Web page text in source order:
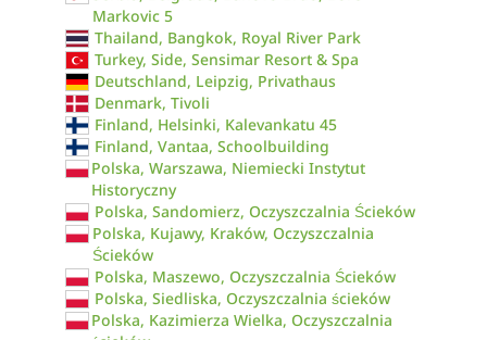
Markovic 5
Thailand, Bangkok, Royal River Park
Turkey, Side, Sensimar Resort & Spa
Deutschland, Leipzig, Privathaus
Denmark, Tivoli
Finland, Helsinki, Kalevankatu 45
Finland, Vantaa, Schoolbuilding
Polska, Warszawa, Niemiecki Instytut
Historyczny
Polska, Sandomierz, Oczyszczalnia Ścieków
Polska, Kujawy, Kraków, Oczyszczalnia
Ścieków
Polska, Maszewo, Oczyszczalnia Ścieków
Polska, Siedliska, Oczyszczalnia ścieków
Polska, Kazimierza Wielka, Oczyszczalnia